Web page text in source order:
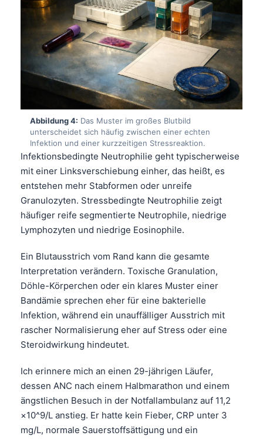
Abbildung 4: Das Muster im großes Blutbild
unterscheidet sich häufig zwischen einer echten
Infektion und einer kurzzeitigen Stressreaktion.
Infektionsbedingte Neutrophilie geht typischerweise
mit einer Linksverschiebung einher, das heißt, es
entstehen mehr Stabformen oder unreife
Granulozyten. Stressbedingte Neutrophilie zeigt
häufiger reife segmentierte Neutrophile, niedrige
Lymphozyten und niedrige Eosinophile.
Ein Blutausstrich vom Rand kann die gesamte
Interpretation verändern. Toxische Granulation,
Döhle-Körperchen oder ein klares Muster einer
Bandämie sprechen eher für eine bakterielle
Infektion, während ein unauffälliger Ausstrich mit
rascher Normalisierung eher auf Stress oder eine
Steroidwirkung hindeutet.
Ich erinnere mich an einen 29-jährigen Läufer,
dessen ANC nach einem Halbmarathon und einem
ängstlichen Besuch in der Notfallambulanz auf 11,2
×10^9/L anstieg. Er hatte kein Fieber, CRP unter 3
mg/L, normale Sauerstoffsättigung und ein